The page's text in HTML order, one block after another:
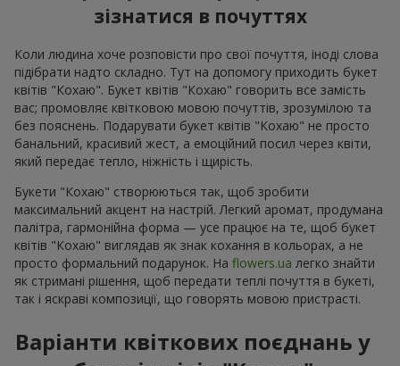
зізнатися в почуттях
Коли людина хоче розповісти про свої почуття, іноді слова
підібрати надто складно. Тут на допомогу приходить букет
квітів "Кохаю". Букет квітів "Кохаю" говорить все замість
вас; промовляє квітковою мовою почуттів, зрозумілою та
без пояснень. Подарувати букет квітів "Кохаю" не просто
банальний, красивий жест, а емоційний посил через квіти,
який передає тепло, ніжність і щирість.
Букети "Кохаю" створюються так, щоб зробити
максимальний акцент на настрій. Легкий аромат, продумана
палітра, гармонійна форма — усе працює на те, щоб букет
квітів "Кохаю" виглядав як знак кохання в кольорах, а не
просто формальний подарунок. На flowers.ua легко знайти
як стримані рішення, щоб передати теплі почуття в букеті,
так і яскраві композиції, що говорять мовою пристрасті.
Варіанти квіткових поєднань у